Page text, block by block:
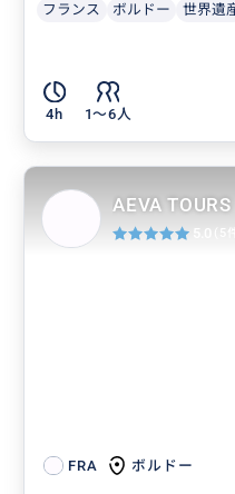
フランス ボルドー 世界遺
4h 1〜6人
FRA ボルドー
AEVA TOURS
5.0 (5